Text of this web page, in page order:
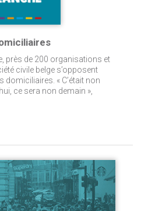
près de 200 organisations et
civile belge s’opposent
domiciliaires. « C’était non
ce sera non demain »,